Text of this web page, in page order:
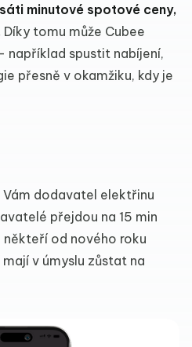
minutové spotové ceny,
Díky tomu může Cubee
například spustit nabíjení,
přesně v okamžiku, kdy je
dodavatel elektřinu
přejdou na 15 min
někteří od nového roku
v úmyslu zůstat na